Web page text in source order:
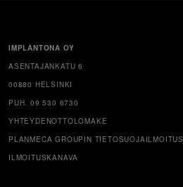
IMPLANTONA OY
ASENTAJANKATU 6
00880 HELSINKI
PUH. 09 530 6730
YHTEYDENOTTOLOMAKE
PLANMECA GROUPIN TIETOSUOJAILMOITUS
ILMOITUSKANAVA